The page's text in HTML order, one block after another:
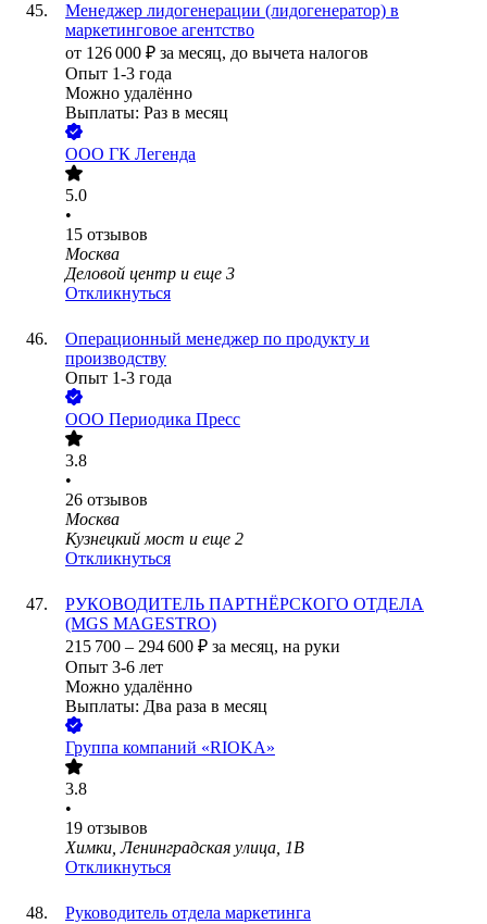
Менеджер лидогенерации (лидогенератор) в
маркетинговое агентство
от 126 000 ₽ за месяц, до вычета налогов
Опыт 1-3 года
Можно удалённо
Выплаты: Раз в месяц
ООО ГК Легенда
5.0
•
15 отзывов
Москва
Деловой центр и еще 3
Откликнуться
Операционный менеджер по продукту и
производству
Опыт 1-3 года
ООО Периодика Пресс
3.8
•
26 отзывов
Москва
Кузнецкий мост и еще 2
Откликнуться
РУКОВОДИТЕЛЬ ПАРТНЁРСКОГО ОТДЕЛА
(MGS MAGESTRO)
215 700 – 294 600 ₽ за месяц, на руки
Опыт 3-6 лет
Можно удалённо
Выплаты: Два раза в месяц
Группа компаний «RIOKA»
3.8
•
19 отзывов
Химки, Ленинградская улица, 1В
Откликнуться
Руководитель отдела маркетинга